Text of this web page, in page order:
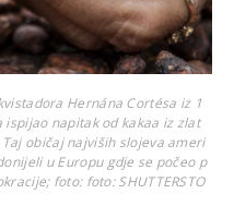
Hernána Cortésa iz 1
napitak od kakaa iz zlat
običaj najviših slojeva ameri
u Europu gdje se počeo p
foto: foto: SHUTTERSTO